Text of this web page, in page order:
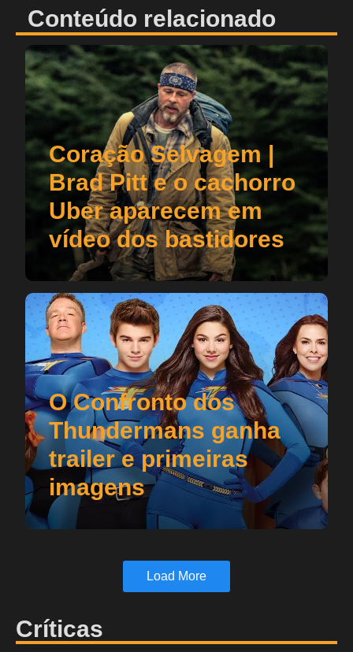
Conteúdo relacionado
Coração Selvagem |
Brad Pitt e o cachorro
Uber aparecem em
vídeo dos bastidores
O Confronto dos
Thundermans ganha
trailer e primeiras
imagens
Load More
Críticas